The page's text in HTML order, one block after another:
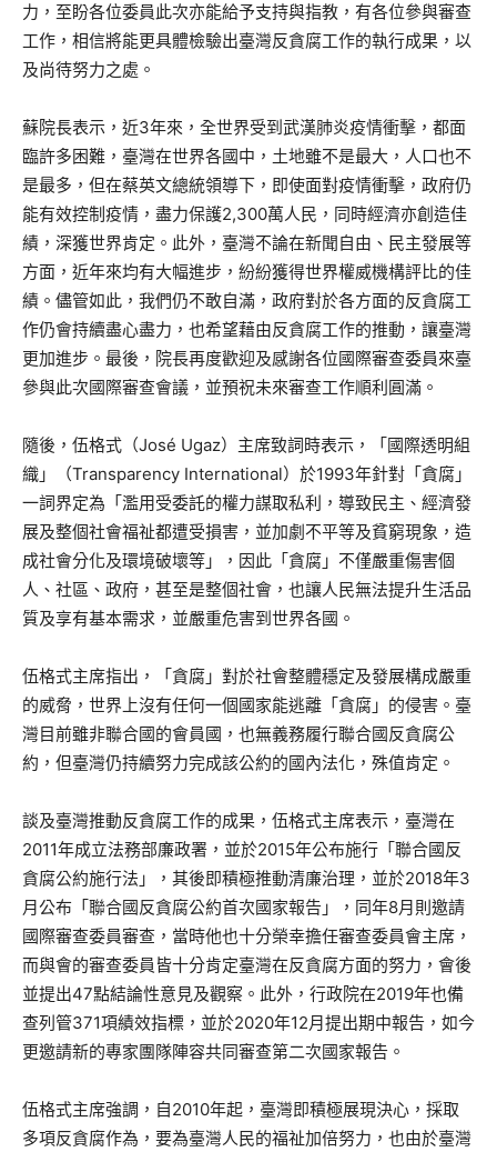
力，至盼各位委員此次亦能給予支持與指教，有各位參與審查
工作，相信將能更具體檢驗出臺灣反貪腐工作的執行成果，以
及尚待努力之處。
蘇院長表示，近3年來，全世界受到武漢肺炎疫情衝擊，都面
臨許多困難，臺灣在世界各國中，土地雖不是最大，人口也不
是最多，但在蔡英文總統領導下，即使面對疫情衝擊，政府仍
能有效控制疫情，盡力保護2,300萬人民，同時經濟亦創造佳
績，深獲世界肯定。此外，臺灣不論在新聞自由、民主發展等
方面，近年來均有大幅進步，紛紛獲得世界權威機構評比的佳
績。儘管如此，我們仍不敢自滿，政府對於各方面的反貪腐工
作仍會持續盡心盡力，也希望藉由反貪腐工作的推動，讓臺灣
更加進步。最後，院長再度歡迎及感謝各位國際審查委員來臺
參與此次國際審查會議，並預祝未來審查工作順利圓滿。
隨後，伍格式（José Ugaz）主席致詞時表示，「國際透明組
織」（Transparency International）於1993年針對「貪腐」
一詞界定為「濫用受委託的權力謀取私利，導致民主、經濟發
展及整個社會福祉都遭受損害，並加劇不平等及貧窮現象，造
成社會分化及環境破壞等」，因此「貪腐」不僅嚴重傷害個
人、社區、政府，甚至是整個社會，也讓人民無法提升生活品
質及享有基本需求，並嚴重危害到世界各國。
伍格式主席指出，「貪腐」對於社會整體穩定及發展構成嚴重
的威脅，世界上沒有任何一個國家能逃離「貪腐」的侵害。臺
灣目前雖非聯合國的會員國，也無義務履行聯合國反貪腐公
約，但臺灣仍持續努力完成該公約的國內法化，殊值肯定。
談及臺灣推動反貪腐工作的成果，伍格式主席表示，臺灣在
2011年成立法務部廉政署，並於2015年公布施行「聯合國反
貪腐公約施行法」，其後即積極推動清廉治理，並於2018年3
月公布「聯合國反貪腐公約首次國家報告」，同年8月則邀請
國際審查委員審查，當時他也十分榮幸擔任審查委員會主席，
而與會的審查委員皆十分肯定臺灣在反貪腐方面的努力，會後
並提出47點結論性意見及觀察。此外，行政院在2019年也備
查列管371項績效指標，並於2020年12月提出期中報告，如今
更邀請新的專家團隊陣容共同審查第二次國家報告。
伍格式主席強調，自2010年起，臺灣即積極展現決心，採取
多項反貪腐作為，要為臺灣人民的福祉加倍努力，也由於臺灣